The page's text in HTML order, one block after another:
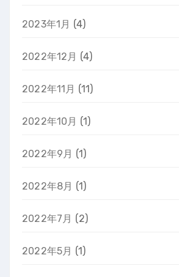
2023年1月 (4)
2022年12月 (4)
2022年11月 (11)
2022年10月 (1)
2022年9月 (1)
2022年8月 (1)
2022年7月 (2)
2022年5月 (1)